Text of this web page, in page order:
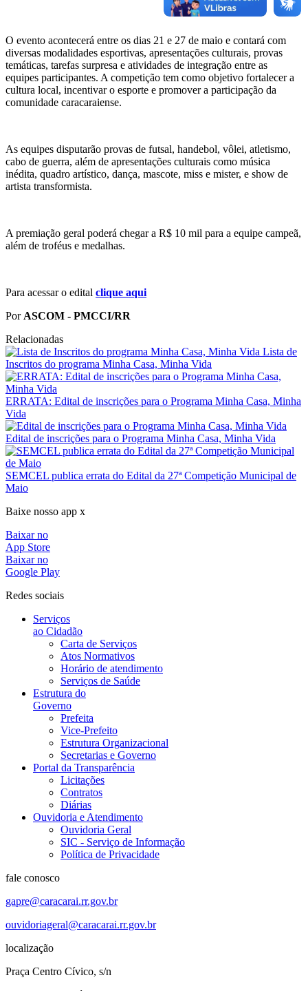
O evento acontecerá entre os dias 21 e 27 de maio e contará com
diversas modalidades esportivas, apresentações culturais, provas
temáticas, tarefas surpresa e atividades de integração entre as
equipes participantes. A competição tem como objetivo fortalecer a
cultura local, incentivar o esporte e promover a participação da
comunidade caracaraiense.
As equipes disputarão provas de futsal, handebol, vôlei, atletismo,
cabo de guerra, além de apresentações culturais como música
inédita, quadro artístico, dança, mascote, miss e mister, e show de
artista transformista.
A premiação geral poderá chegar a R$ 10 mil para a equipe campeã,
além de troféus e medalhas.
Para acessar o edital clique aqui
Por ASCOM - PMCCI/RR
Relacionadas
Lista de
Inscritos do programa Minha Casa, Minha Vida
ERRATA: Edital de inscrições para o Programa Minha Casa, Minha
Vida
Edital de inscrições para o Programa Minha Casa, Minha Vida
SEMCEL publica errata do Edital da 27ª Competição Municipal de
Maio
Baixe nosso app x
Baixar no
App Store
Baixar no
Google Play
Redes sociais
Serviços
ao Cidadão
Carta de Serviços
Atos Normativos
Horário de atendimento
Serviços de Saúde
Estrutura do
Governo
Prefeita
Vice-Prefeito
Estrutura Organizacional
Secretarias e Governo
Portal da Transparência
Licitações
Contratos
Diárias
Ouvidoria e Atendimento
Ouvidoria Geral
SIC - Serviço de Informação
Política de Privacidade
fale conosco
gapre@caracarai.rr.gov.br
ouvidoriageral@caracarai.rr.gov.br
localização
Praça Centro Cívico, s/n